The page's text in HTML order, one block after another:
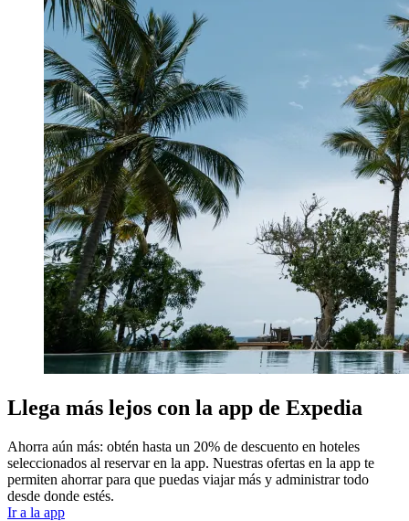
Llega más lejos con la app de Expedia
Ahorra aún más: obtén hasta un 20% de descuento en hoteles
seleccionados al reservar en la app. Nuestras ofertas en la app te
permiten ahorrar para que puedas viajar más y administrar todo
desde donde estés.
Ir a la app